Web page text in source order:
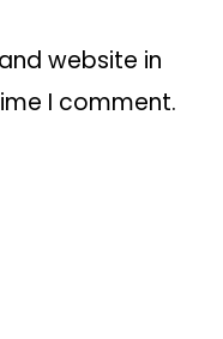
website in
I comment.